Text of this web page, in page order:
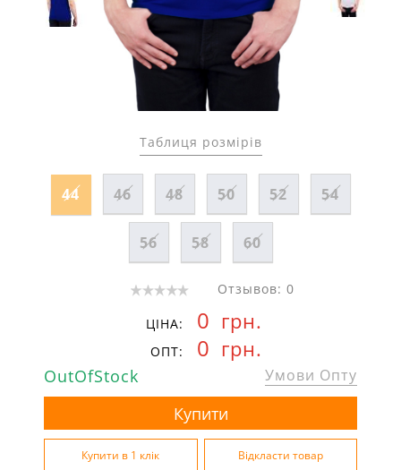
Таблиця розмірів
44 46 48 50 52 54
56 58 60
Отзывов: 0
ЦІНА: 0 грн.
ОПТ: 0 грн.
OutOfStock Умови Опту